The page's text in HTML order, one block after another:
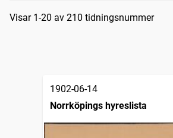
Sökresultat
Visar 1-20 av 210 tidningsnummer
1902-06-14
Norrköpings hyreslista